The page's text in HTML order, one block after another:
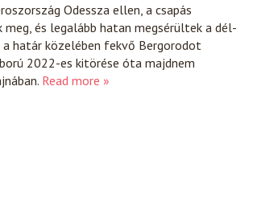
Odessza ellen, a csapás
és legalább hatan megsérültek a dél-
a határ közelében fekvő Bergorodot
2022-es kitörése óta majdnem
Read more »